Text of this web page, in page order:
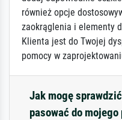
również opcje
zaokrąglenia i elementy
Klienta jest do Twojej
pomocy w
Jak mogę
pasować do